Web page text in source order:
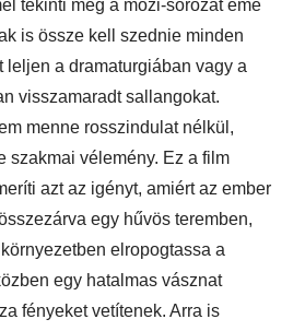
tekinti meg a mozi-sorozat eme
is össze kell szednie minden
leljen a dramaturgiában vagy a
visszamaradt sallangokat.
menne rosszindulat nélkül,
szakmai vélemény. Ez a film
azt az igényt, amiért az ember
egy hűvös teremben,
elropogtassa a
egy hatalmas vásznat
fényeket vetítenek. Arra is